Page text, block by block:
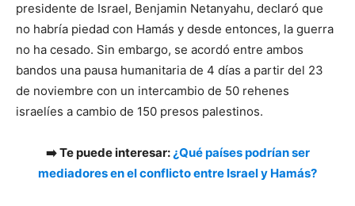
presidente de Israel, Benjamin Netanyahu, declaró que
no habría piedad con Hamás y desde entonces, la guerra
no ha cesado. Sin embargo, se acordó entre ambos
bandos una pausa humanitaria de 4 días a partir del 23
de noviembre con un intercambio de 50 rehenes
israelíes a cambio de 150 presos palestinos.
➡️ Te puede interesar:¿Qué países podrían ser
mediadores en el conflicto entre Israel y Hamás?